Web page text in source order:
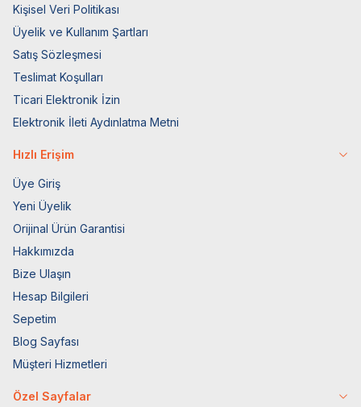
Kişisel Veri Politikası
Üyelik ve Kullanım Şartları
Satış Sözleşmesi
Teslimat Koşulları
Ticari Elektronik İzin
Elektronik İleti Aydınlatma Metni
Hızlı Erişim
Üye Giriş
Yeni Üyelik
Orijinal Ürün Garantisi
Hakkımızda
Bize Ulaşın
Hesap Bilgileri
Sepetim
Blog Sayfası
Müşteri Hizmetleri
Özel Sayfalar